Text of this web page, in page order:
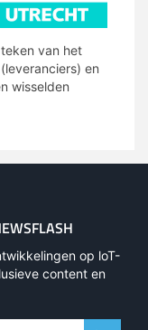
van het
en
wisselden
op loT-
content en